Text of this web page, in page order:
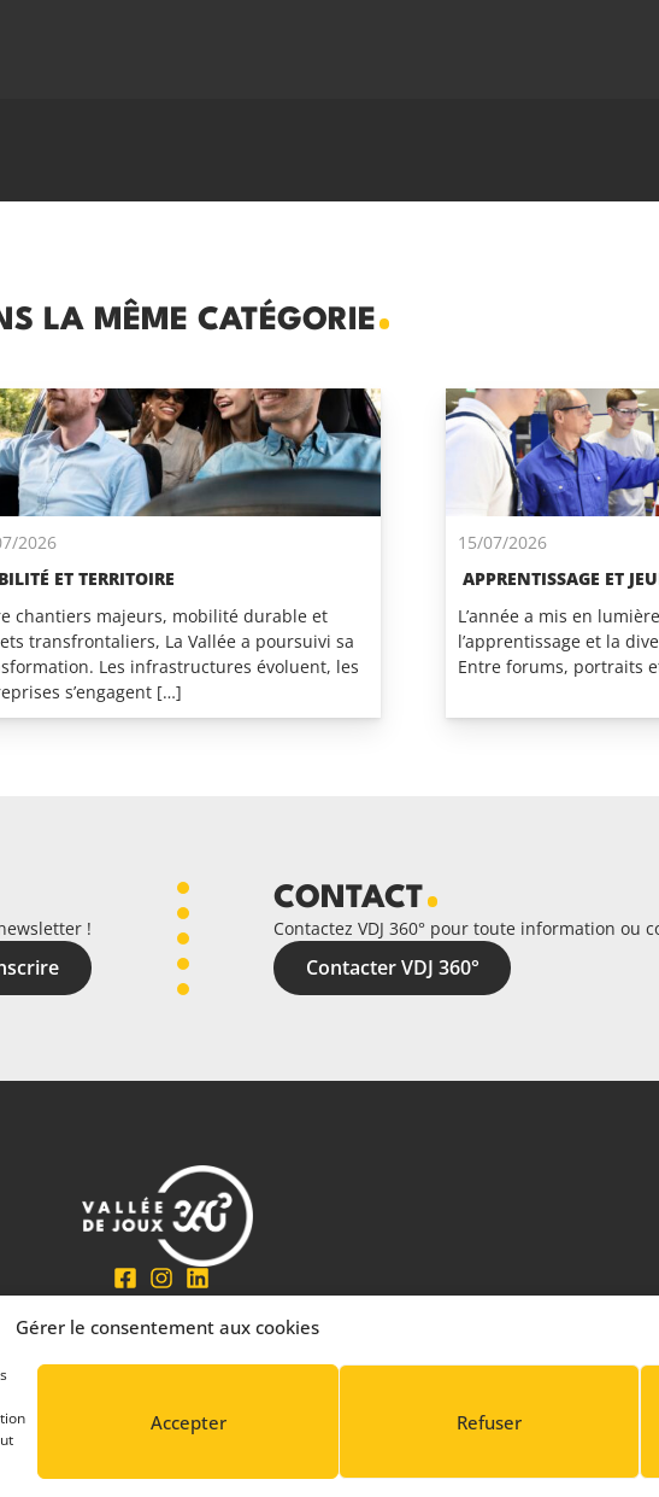
Gérer le consentement aux cookies
Accepter Refuser
LA MÊME CATÉGORIE
2026
ET TERRITOIRE
chantiers majeurs, mobilité durable et
transfrontaliers, La Vallée a poursuivi sa
Les infrastructures évoluent, les
s’engagent […]
15/07/2026
APPRENTISSAGE ET
L’année a mis en
l’apprentissage et la
Entre forums, portraits
!
CONTACT
Contactez VDJ 360° pour toute information ou
Contacter VDJ 360°